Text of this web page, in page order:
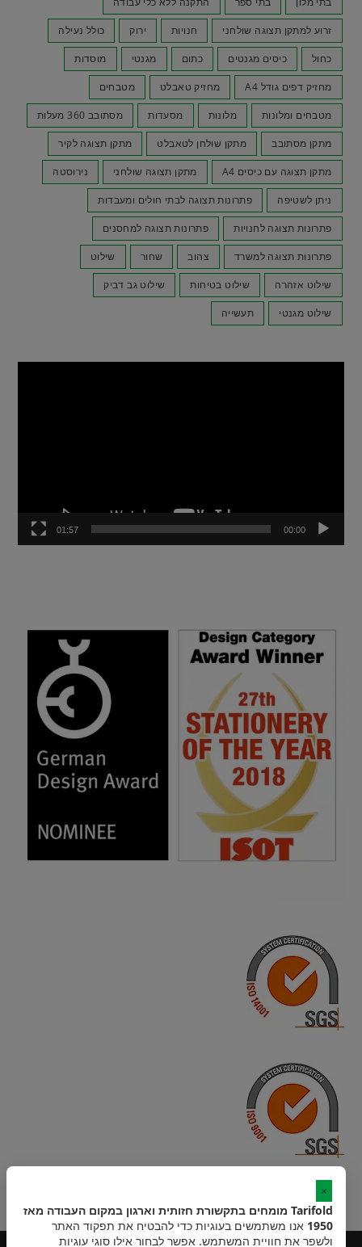
זרוע למתקן תצוגה שולחני חנויות ירוק כולל נעילה
כחול כיסים מגנטים כתום מגנטי מוסדות
מחזיק דפים גודל A4 מחזיק טאבלט מטבחים
מטבחים ומלונות מלונות מסעדות מסתובב 360 מעלות
מתקן מסתובב מתקן שולחן לטאבלט מתקן תצוגה לקיר
מתקן תצוגה עם כיסים A4 מתקן תצוגה שולחני נירוסטה
ניתן לשטיפה פתרונות תצוגה לבתי חולים ומעבדות
פתרונות תצוגה לחנויות פתרונות תצוגה למחסנים
פתרונות תצוגה למשרד צהוב שחור שילוט
שילוט אזהרה שילוט בטיחות שילוט גב דביק
שילוט מגנטי תעשייה
00:00
01:57
×
Tarifold מומחים בתקשורת חזותית וארגון במקום העבודה מאז
1950 אנו משתמשים בעוגיות כדי להבטיח את תפקוד האתר
ולשפר את חוויית המשתמש. אפשר לבחור אילו סוגי עוגיות